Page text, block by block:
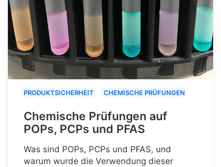
PRODUKTSICHERHEIT CHEMISCHE PRÜFUNGEN
Chemische Prüfungen auf
POPs, PCPs und PFAS
Was sind POPs, PCPs und PFAS, und
warum wurde die Verwendung dieser